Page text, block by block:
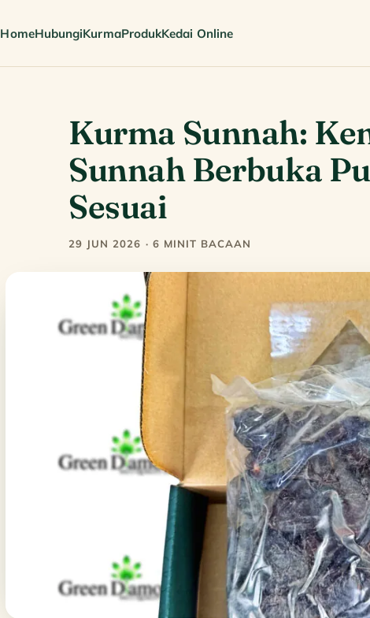
HomeHubungiKurmaProdukKedai Online
Kurma Sunnah:
Sunnah Berbuka
Sesuai
29 JUN 2026 · 6 MINIT BACAAN